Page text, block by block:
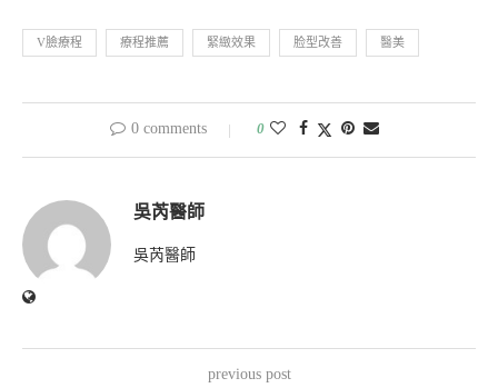
V臉療程 療程推薦 緊緻效果 脸型改善 醫美
0 comments 0
吳芮醫師
吳芮醫師
previous post